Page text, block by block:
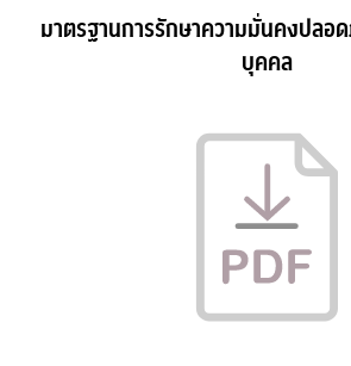
มาตรฐานการรักษาความมั่นคงปลอ
บุคคล